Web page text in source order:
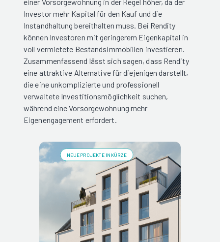
Investor mehr Kapital für den Kauf und die
Instandhaltung bereithalten muss. Bei Rendity
können Investoren mit geringerem Eigenkapital in
voll vermietete Bestandsimmobilien investieren.
Zusammenfassend lässt sich sagen, dass Rendity
eine attraktive Alternative für diejenigen darstellt,
die eine unkomplizierte und professionell
verwaltete Investitionsmöglichkeit suchen,
während eine Vorsorgewohnung mehr
Eigenengagement erfordert.
NEUE PROJEKTE IN KÜRZE